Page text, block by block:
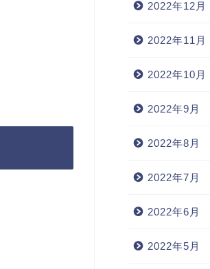
2022年12月
2022年11月
2022年10月
2022年9月
2022年8月
2022年7月
2022年6月
2022年5月